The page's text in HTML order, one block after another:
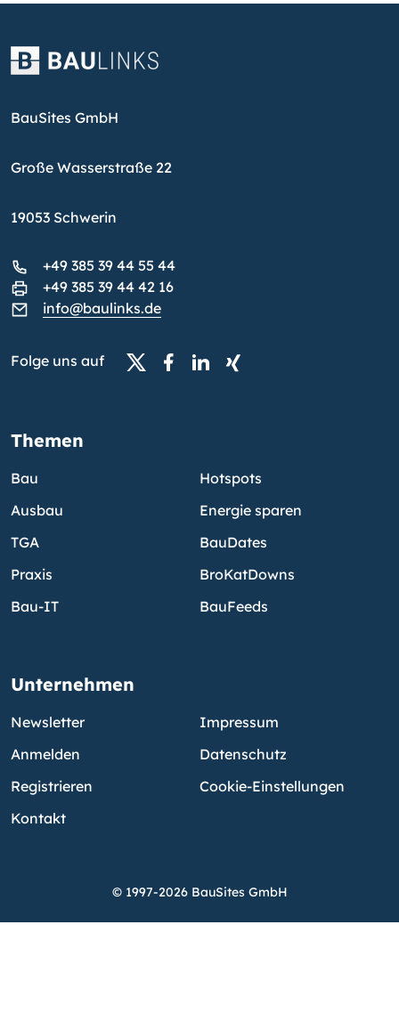
BauSites GmbH
Große Wasserstraße 22
19053 Schwerin
+49 385 39 44 55 44
+49 385 39 44 42 16
info@baulinks.de
Folge uns auf
Themen
Bau
Ausbau
TGA
Praxis
Bau-IT
Hotspots
Energie sparen
BauDates
BroKatDowns
BauFeeds
Unternehmen
Newsletter
Anmelden
Registrieren
Kontakt
Impressum
Datenschutz
Cookie-Einstellungen
© 1997-2026 BauSites GmbH